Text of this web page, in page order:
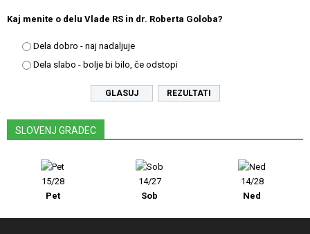
Kaj menite o delu Vlade RS in dr. Roberta Goloba?
Dela dobro - naj nadaljuje
Dela slabo - bolje bi bilo, če odstopi
REZULTATI
SLOVENJ GRADEC
15/28
Pet
14/27
Sob
14/28
Ned